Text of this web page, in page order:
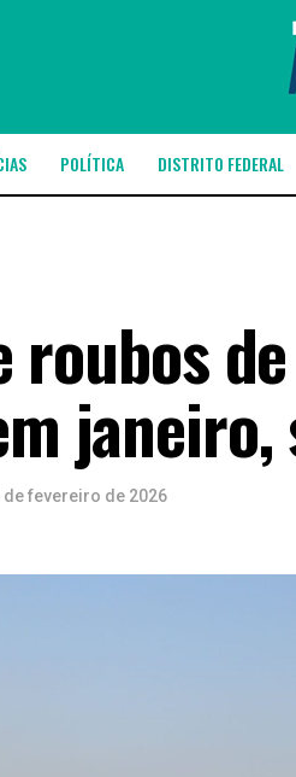
POLÍTICA DISTRITO FEDERAL
roubos
janeiro,
de fevereiro de 2026